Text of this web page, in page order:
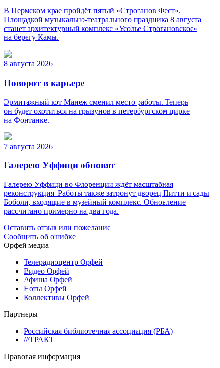
В Пермском крае пройдёт пятый «Строганов Фест».
Площадкой музыкально-театрального праздника 8 августа
станет архитектурный комплекс «Усолье Строгановское»
на берегу Камы.
8 августа 2026
Поворот в карьере
Эрмитажный кот Манеж сменил место работы. Теперь
он будет охотиться на грызунов в петербургском цирке
на Фонтанке.
7 августа 2026
Галерею Уффици обновят
Галерею Уффици во Флоренции ждёт масштабная
реконструкция. Работы также затронут дворец Питти и сады
Боболи, входящие в музейный комплекс. Обновление
рассчитано примерно на два года.
Оставить отзыв или пожелание
Сообщить об ошибке
Орфей медиа
Телерадиоцентр Орфей
Видео Орфей
Афиша Орфей
Ноты Орфей
Коллективы Орфей
Партнеры
Российская библиотечная ассоциация (РБА)
///ТРАКТ
Правовая информация